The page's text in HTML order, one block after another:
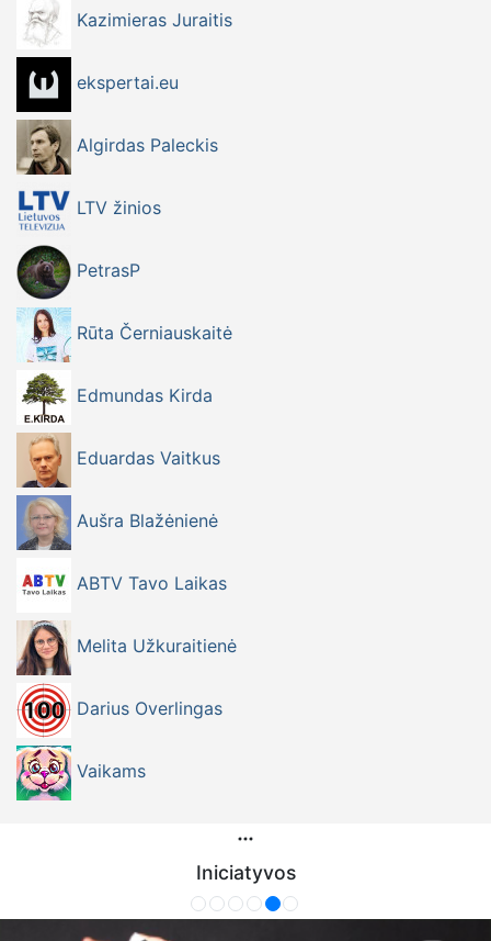
Kazimieras Juraitis
ekspertai.eu
Algirdas Paleckis
LTV žinios
PetrasP
Rūta Černiauskaitė
Edmundas Kirda
Eduardas Vaitkus
Aušra Blažėnienė
ABTV Tavo Laikas
Melita Užkuraitienė
Darius Overlingas
Vaikams
Iniciatyvos